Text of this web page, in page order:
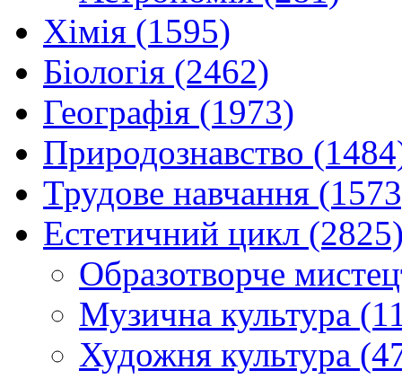
Хімія (1595)
Біологія (2462)
Географія (1973)
Природознавство
Трудове навчання
Естетичний цикл
Образотворче
Музична культура
Художня культура